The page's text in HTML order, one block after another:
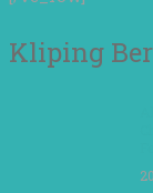
Kliping